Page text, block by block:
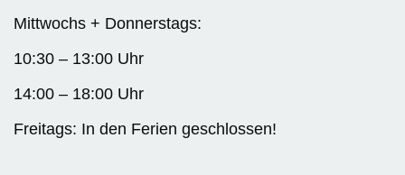
Mittwochs + Donnerstags:
10:30 – 13:00 Uhr
14:00 – 18:00 Uhr
Freitags: In den Ferien geschlossen!